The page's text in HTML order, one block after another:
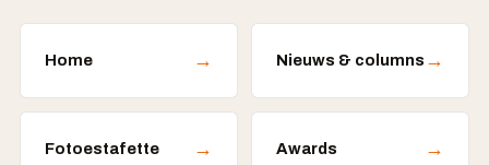
Home → Nieuws & columns →
Fotoestafette → Awards →